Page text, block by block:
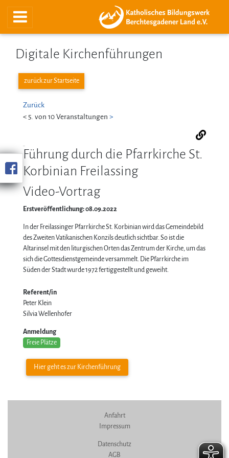
Digitale Kirchenführungen
zurück zur Startseite
Zurück
< 5. von 10 Veranstaltungen >
Führung durch die Pfarrkirche St.
Korbinian Freilassing
Video-Vortrag
Erstveröffentlichung: 08.09.2022
In der Freilassinger Pfarrkirche St. Korbinian wird das Gemeindebild
des Zweiten Vatikanischen Konzils deutlich sichtbar. So ist die
Altarinsel mit den liturgischen Orten das Zentrum der Kirche, um das
sich die Gottesdienstgemeinde versammelt. Die Pfarrkirche im
Süden der Stadt wurde 1972 fertiggestellt und geweiht.
Referent/in
Peter Klein
Silvia Wellenhofer
Anmeldung
Freie Plätze
Hier geht es zur Kirchenführung
Anfahrt
Impressum
Datenschutz
AGB